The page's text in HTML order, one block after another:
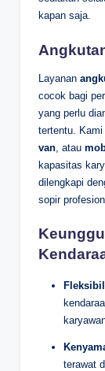
kapan saja.
Layanan
cocok bagi
yang perlu
tertentu.
van , atau
kapasitas
dilengkapi
sopir
terawat